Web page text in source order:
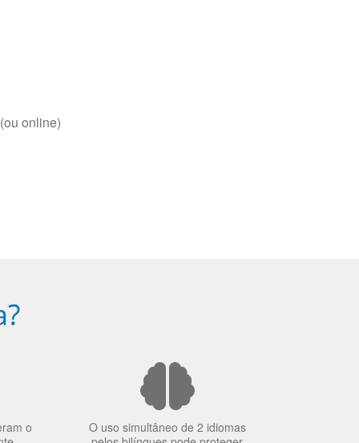
online)
o
O uso simultâneo de 2 idiomas